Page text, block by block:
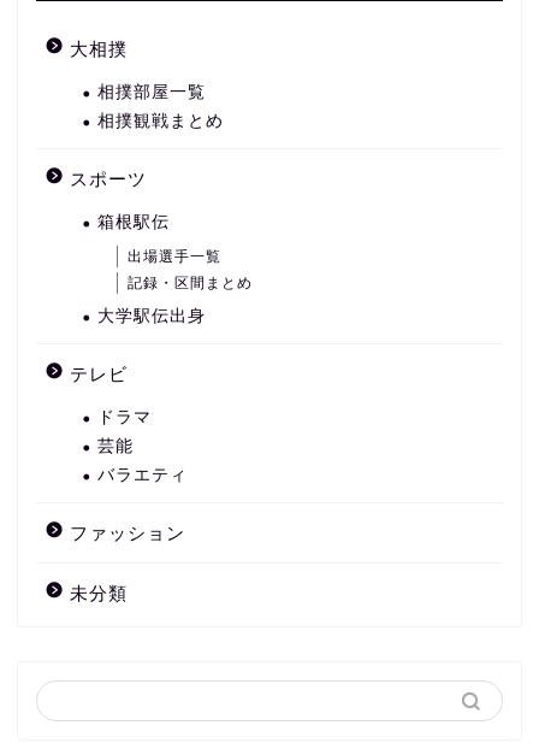
大相撲
相撲部屋一覧
相撲観戦まとめ
スポーツ
箱根駅伝
出場選手一覧
記録・区間まとめ
大学駅伝出身
テレビ
ドラマ
芸能
バラエティ
ファッション
未分類